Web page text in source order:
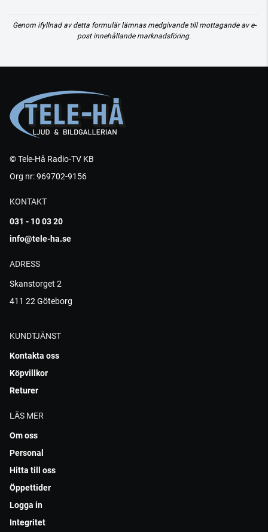
Genom ifyllnad av detta formulär lämnas medgivande till mottagande av e-
post innehållande marknadsföring.
© Tele-Hå Radio-TV KB
Org nr: 969702-9156
KONTAKT
031 - 10 03 20
info@tele-ha.se
ADRESS
Skanstorget 2
411 22 Göteborg
KUNDTJÄNST
Kontakta oss
Köpvillkor
Returer
LÄS MER
Om oss
Personal
Hitta till oss
Öppettider
Logga in
Integritet